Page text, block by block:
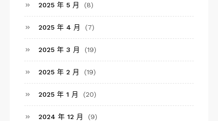
2025 年 5 月 (8)
2025 年 4 月 (7)
2025 年 3 月 (19)
2025 年 2 月 (19)
2025 年 1 月 (20)
2024 年 12 月 (9)